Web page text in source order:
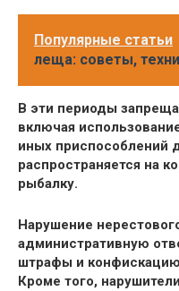
Популярные статьи
леща: советы,
В эти периоды
включая
иных приспособлений
распространяется на
рыбалку.
Нарушение
административную
штрафы и
Кроме того,